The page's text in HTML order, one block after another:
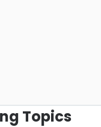
Topics